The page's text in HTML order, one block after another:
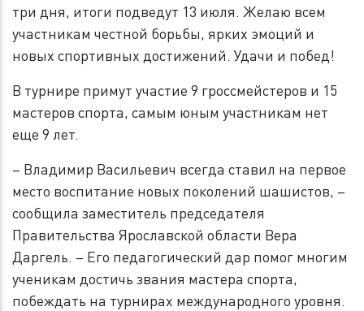
три дня, итоги подведут 13 июля. Желаю всем
участникам честной борьбы, ярких эмоций и
новых спортивных достижений. Удачи и побед!
В турнире примут участие 9 гроссмейстеров и 15
мастеров спорта, самым юным участникам нет
еще 9 лет.
– Владимир Васильевич всегда ставил на первое
место воспитание новых поколений шашистов, –
сообщила заместитель председателя
Правительства Ярославской области Вера
Даргель. – Его педагогический дар помог многим
ученикам достичь звания мастера спорта,
побеждать на турнирах международного уровня.